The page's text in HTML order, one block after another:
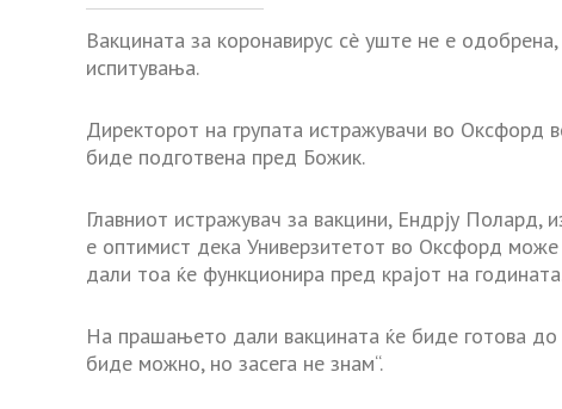
Вакцината за коронавирус сè уште не е
испитувања.
Директорот на групата истражувачи во Оксфорд
биде подготвена пред Божик.
Главниот истражувач за вакцини, Ендрју Полард,
е оптимист дека Универзитетот во Оксфорд
дали тоа ќе функционира пред крајот на
На прашањето дали вакцината ќе биде готова
биде можно, но засега не знам“.